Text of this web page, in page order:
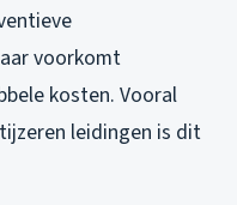
voorkomt
kosten. Vooral
leidingen is dit